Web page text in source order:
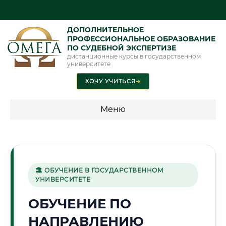
ДОПОЛНИТЕЛЬНОЕ
ПРОФЕССИОНАЛЬНОЕ ОБРАЗОВАНИЕ
ПО СУДЕБНОЙ ЭКСПЕРТИЗЕ
дистанционные курсы в государственном
университете
ХОЧУ УЧИТЬСЯ➜
Меню
специальности"
Стоимость по программам обучения "Судебная экспертиза"
Стоимость по программам обучения "Экспертиза"
🏛 ОБУЧЕНИЕ В ГОСУДАРСТВЕННОМ
УНИВЕРСИТЕТЕ
ОБУЧЕНИЕ ПО
НАПРАВЛЕНИЮ